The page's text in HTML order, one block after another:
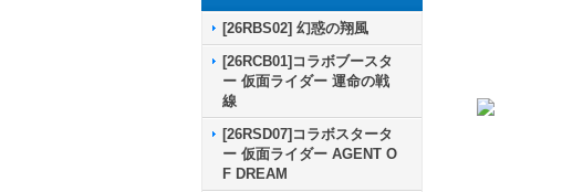
[26RBS02] 幻惑の翔風
[26RCB01]コラボブースタ
ー 仮面ライダー 運命の戦
線
[26RSD07]コラボスタータ
ー 仮面ライダー AGENT O
F DREAM